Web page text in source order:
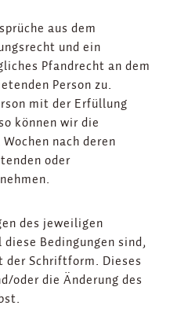
aus dem
und ein
Pfandrecht an dem
Person zu.
mit der Erfüllung
können wir die
nach deren
oder
des jeweiligen
Bedingungen sind,
Schriftform. Dieses
oder die Änderung des